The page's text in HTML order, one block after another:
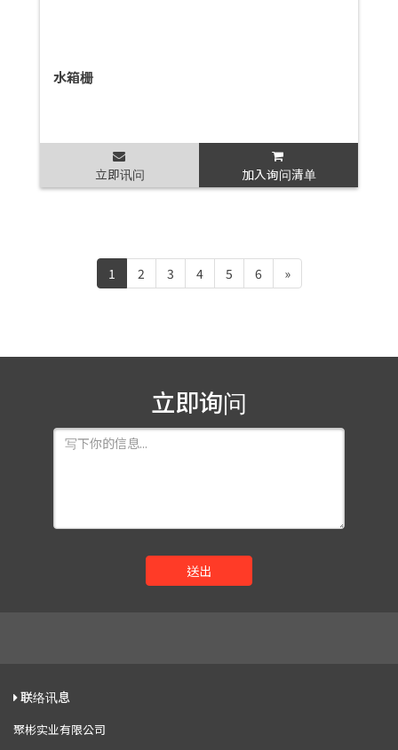
水箱栅
立即讯问 加入询问清单
1 2 3 4 5 6 »
立即询问
送出
联络讯息
聚彬实业有限公司